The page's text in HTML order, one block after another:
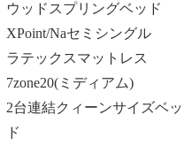
ウッドスプリングベッド
XPoint/Naセミシングル
ラテックスマットレス
7zone20(ミディアム)
2台連結クィーンサイズベッ
ド